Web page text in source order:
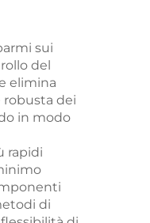
sui
del
elimina
robusta dei
in modo
rapidi
di